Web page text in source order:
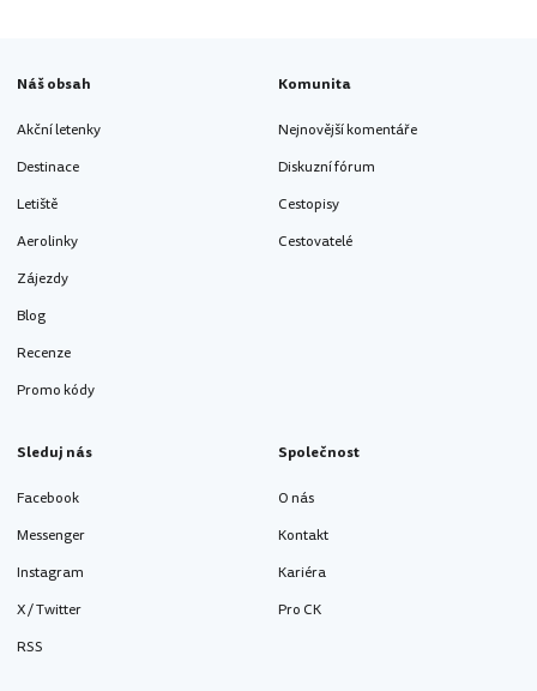
Náš obsah
Akční letenky
Destinace
Letiště
Aerolinky
Zájezdy
Blog
Recenze
Promo kódy
Komunita
Nejnovější komentáře
Diskuzní fórum
Cestopisy
Cestovatelé
Sleduj nás
Facebook
Messenger
Instagram
X / Twitter
RSS
Společnost
O nás
Kontakt
Kariéra
Pro CK